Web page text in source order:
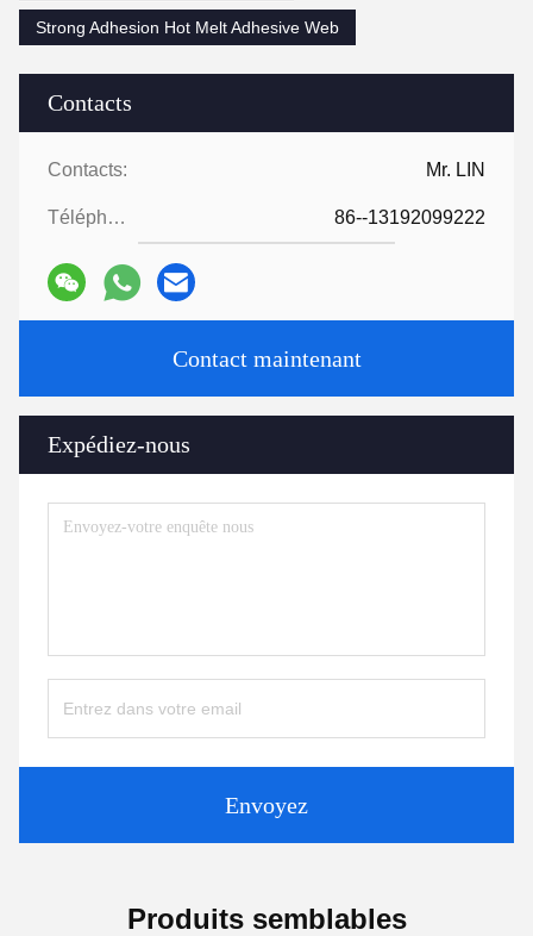
Contacts
Contacts: Mr. LIN
Téléphone: 86--13192099222
Contact maintenant
Expédiez-nous
Envoyez
Strong Adhesion Hot Melt Adhesive Web
Produits semblables